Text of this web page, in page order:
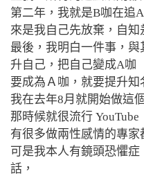
第二年，我就是B咖在追
來是我自己先放棄，自知
最後，我明白一件事，
升自己，把自己變成A咖
要成為Ａ咖，就要提升知
我在去年8月就開始做這
那時候就很流行 YouTube
有很多做兩性感情的專家
可是我本人有鏡頭恐懼
話，